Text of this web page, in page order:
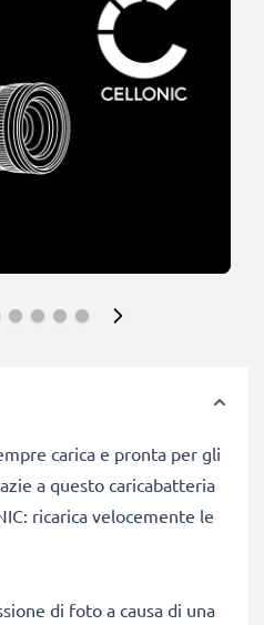
carica e pronta per gli
a questo caricabatteria
ricarica velocemente le
di foto a causa di una